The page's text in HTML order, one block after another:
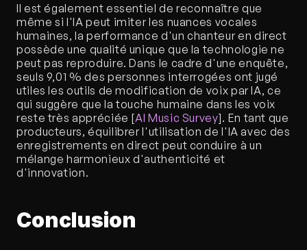
Il est également essentiel de reconnaître que
même si l'IA peut imiter les nuances vocales
humaines, la performance d'un chanteur en direct
possède une qualité unique que la technologie ne
peut pas reproduire. Dans le cadre d'une enquête,
seuls 9,01 % des personnes interrogées ont jugé
utiles les outils de modification de voix par IA, ce
qui suggère que la touche humaine dans les voix
reste très appréciée [AI Music Survey]. En tant que
producteurs, équilibrer l'utilisation de l'IA avec des
enregistrements en direct peut conduire à un
mélange harmonieux d'authenticité et
d'innovation.
Conclusion